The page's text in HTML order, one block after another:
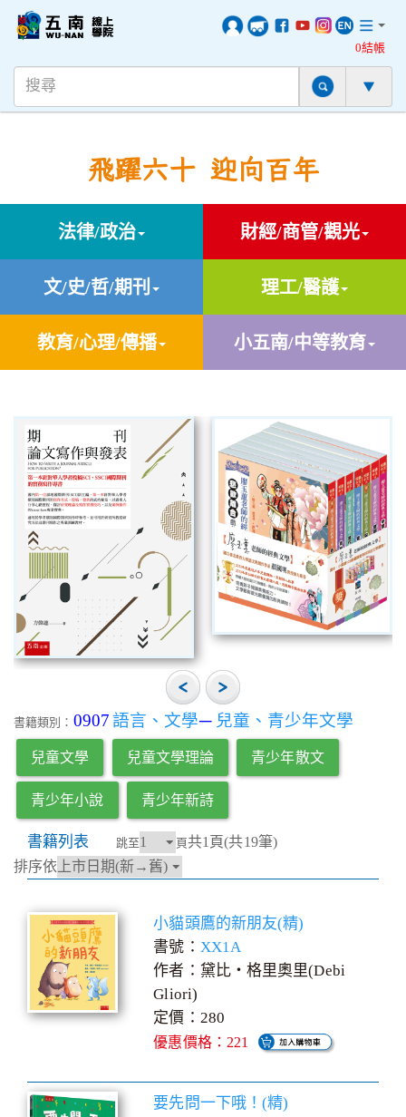
0結帳
飛躍六十 迎向百年
法律/政治 財經/商管/觀光
文/史/哲/期刊 理工/醫護
教育/心理/傳播 小五南/中等教育
書籍類別： 0907語言、文學─ 兒童、青少年文學
兒童文學 兒童文學理論 青少年散文
青少年小說 青少年新詩
書籍列表 跳至 頁共1頁(共19筆)
排序依
小貓頭鷹的新朋友(精)
書號： XX1A
作者：黛比‧格里奧里(Debi
Gliori)
定價：280
優惠價格：221
要先問一下哦！(精)